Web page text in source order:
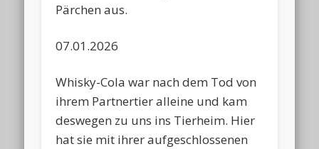
Pärchen aus.
07.01.2026
Whisky-Cola war nach dem Tod von
ihrem Partnertier alleine und kam
deswegen zu uns ins Tierheim. Hier
hat sie mit ihrer aufgeschlossenen